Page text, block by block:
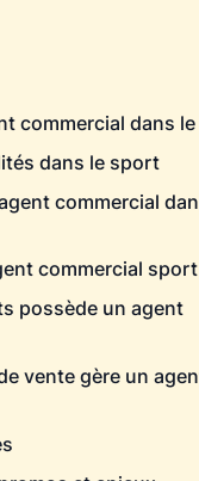
commercial dans
dans le sport
commercial
commercial sport
possède un agent
vente gère un